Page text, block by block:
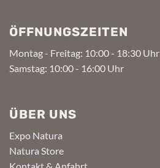
ÖFFNUNGSZEITEN
Montag - Freitag: 10:00 - 18:30 Uhr
Samstag: 10:00 - 16:00 Uhr
ÜBER UNS
Expo Natura
Natura Store
Kontakt & Anfahrt